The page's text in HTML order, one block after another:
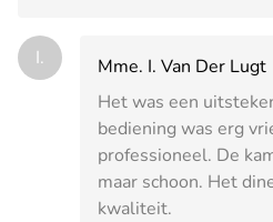
I.
Mme. I. Van Der Lugt
Het was een
bediening was erg
professioneel. De
maar schoon. Het
kwaliteit.